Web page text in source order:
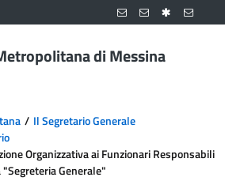
di Messina
Il Segretario Generale
Organizzativa ai Funzionari Responsabili
Generale"